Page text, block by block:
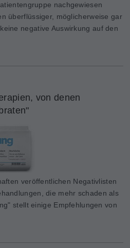
nachgewiesen
überflüssiger, möglicherweise gar
negative Auswirkung auf den
von denen
veröffentlichen Negativlisten
die mehr schaden als
stellt einige Empfehlungen von